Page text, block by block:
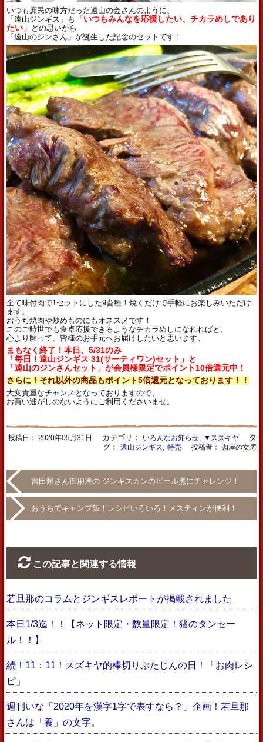
いつも庶民の味方だった遠山の金さんのように、
「遠山ジンギス」も
「いつもみんなを応援したい、チカラめしであり
たい」 との思いから
「遠山のジンさん」が誕生した記念のセットです！
全て味付肉で1セットにした9畜種！焼くだけで手軽にお楽しみいただけ
ます。
おうち焼肉や炒めものにもオススメです！
このご時世でも食卓応援できるようなチカラめしになれればと、
心より願って、皆様のお手元へお届けしたいと思います。
まもなく終了！本日、5/31のみ
「毎日！遠山ジンギス 31(サーティワン)セット」と
「遠山のジンさんセット」が会員様限定でポイント10倍還元中！
さらに！それ以外の商品もポイント5倍還元となっております！！
大変貴重なチャンスとなっておりますので、
お買い逃がしのないようにご利用くださいませ。
投稿日： 2020年05月31日 カテゴリ： いろんなお知らせ, ▼スズキヤ タ
グ： 遠山ジンギス, 特売 投稿者： 肉屋の女房
吉田類さん御用達の ジンギスカンのビール煮にチャレンジ！
おうちでキャンプ飯！レシピいろいろ！メスティンが便利！
この記事と関連する情報
若旦那のコラムとジンギスレポートが掲載されました
本日1/3迄！！【ネット限定・数量限定！猪のタンセー
ル！！】
続！11：11！スズキヤ的棒切りぶたじんの日！「お肉レシ
ピ」
週刊いな「2020年を漢字1字で表すなら？」企画！若旦那
さんは「養」の文字。